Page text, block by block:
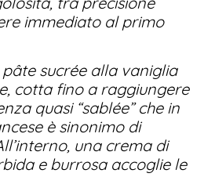
immediato al primo
sucrée alla vaniglia
cotta fino a raggiungere
quasi “sablée” che in
è sinonimo di
una crema di
e burrosa accoglie le